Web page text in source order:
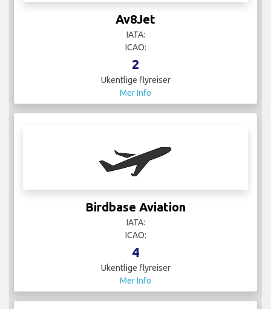
Av8Jet
IATA:
ICAO:
2
Ukentlige flyreiser
Mer Info
Birdbase Aviation
IATA:
ICAO:
4
Ukentlige flyreiser
Mer Info